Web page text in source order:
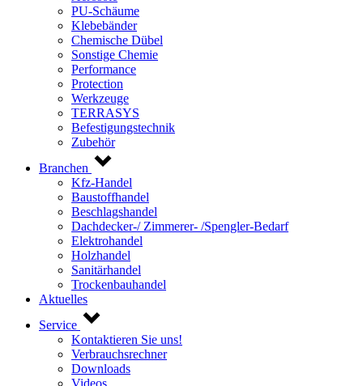
PU-Schäume
Klebebänder
Chemische Dübel
Sonstige Chemie
Performance
Protection
Werkzeuge
TERRASYS
Befestigungstechnik
Zubehör
Branchen
Kfz-Handel
Baustoffhandel
Beschlagshandel
Dachdecker-/ Zimmerer- /Spengler-Bedarf
Elektrohandel
Holzhandel
Sanitärhandel
Trockenbauhandel
Aktuelles
Service
Kontaktieren Sie uns!
Verbrauchsrechner
Downloads
Videos